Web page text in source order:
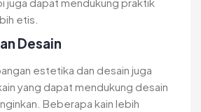
etis.
Desain
estetika dan desain juga
yang dapat mendukung desain
Beberapa kain lebih